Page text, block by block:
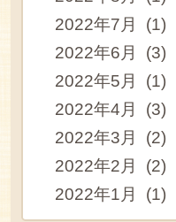
2022年7月 (1)
2022年6月 (3)
2022年5月 (1)
2022年4月 (3)
2022年3月 (2)
2022年2月 (2)
2022年1月 (1)